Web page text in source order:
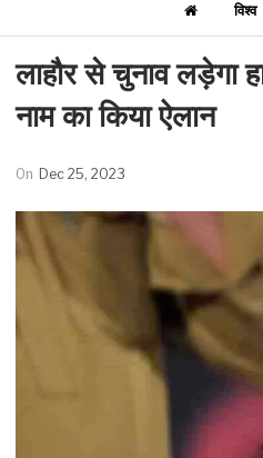
विश्व
लाहौर से चुनाव लड़ेगा
नाम का किया ऐलान
On Dec 25, 2023
कैटरीना कैफ ने पहने ऐसे
को…
अल्लू अर्जुन ने ‘पीड़ित बच्चे’ के